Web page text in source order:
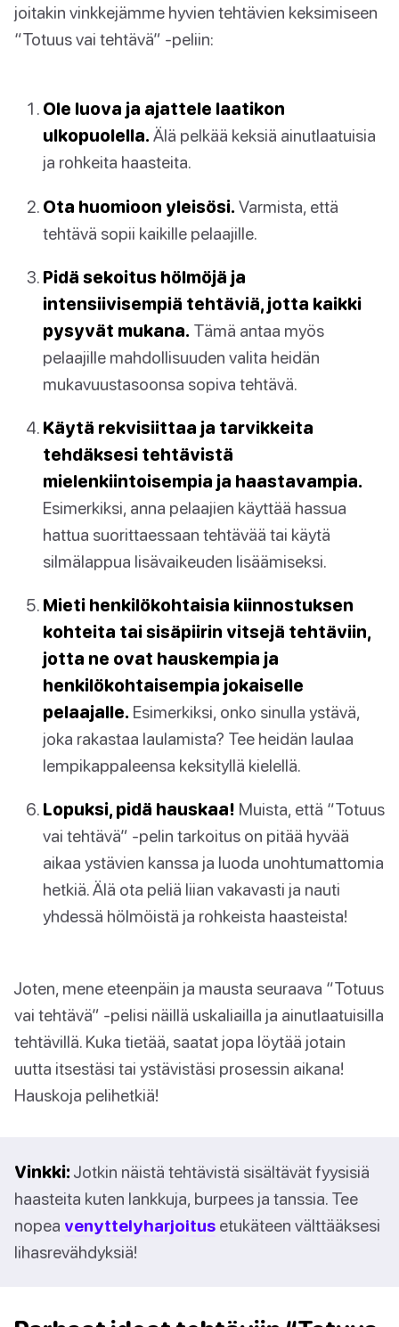
joitakin vinkkejämme hyvien tehtävien keksimiseen
“Totuus vai tehtävä” -peliin:
Ole luova ja ajattele laatikon
ulkopuolella. Älä pelkää keksiä ainutlaatuisia
ja rohkeita haasteita.
Ota huomioon yleisösi. Varmista, että
tehtävä sopii kaikille pelaajille.
Pidä sekoitus hölmöjä ja
intensiivisempiä tehtäviä, jotta kaikki
pysyvät mukana. Tämä antaa myös
pelaajille mahdollisuuden valita heidän
mukavuustasoonsa sopiva tehtävä.
Käytä rekvisiittaa ja tarvikkeita
tehdäksesi tehtävistä
mielenkiintoisempia ja haastavampia.
Esimerkiksi, anna pelaajien käyttää hassua
hattua suorittaessaan tehtävää tai käytä
silmälappua lisävaikeuden lisäämiseksi.
Mieti henkilökohtaisia kiinnostuksen
kohteita tai sisäpiirin vitsejä tehtäviin,
jotta ne ovat hauskempia ja
henkilökohtaisempia jokaiselle
pelaajalle. Esimerkiksi, onko sinulla ystävä,
joka rakastaa laulamista? Tee heidän laulaa
lempikappaleensa keksityllä kielellä.
Lopuksi, pidä hauskaa! Muista, että “Totuus
vai tehtävä” -pelin tarkoitus on pitää hyvää
aikaa ystävien kanssa ja luoda unohtumattomia
hetkiä. Älä ota peliä liian vakavasti ja nauti
yhdessä hölmöistä ja rohkeista haasteista!
Joten, mene eteenpäin ja mausta seuraava “Totuus
vai tehtävä” -pelisi näillä uskaliailla ja ainutlaatuisilla
tehtävillä. Kuka tietää, saatat jopa löytää jotain
uutta itsestäsi tai ystävistäsi prosessin aikana!
Hauskoja pelihetkiä!
Vinkki: Jotkin näistä tehtävistä sisältävät fyysisiä
haasteita kuten lankkuja, burpees ja tanssia. Tee
nopea venyttelyharjoitus etukäteen välttääksesi
lihasrevähdyksiä!